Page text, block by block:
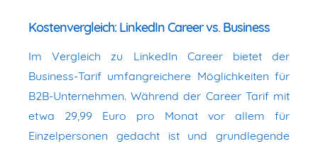
Kostenvergleich: LinkedIn Career vs. Business
Im Vergleich zu LinkedIn Career bietet der
Business-Tarif umfangreichere Möglichkeiten für
B2B-Unternehmen. Während der Career Tarif mit
etwa 29,99 Euro pro Monat vor allem für
Einzelpersonen gedacht ist und grundlegende